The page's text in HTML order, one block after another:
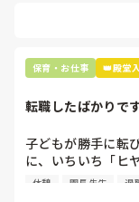
て貰い、主任に
保育・お仕事 👑殿堂
転職したばかりで
子どもが勝手に転
に、いちいち「ヒ
と書かされ
休憩 園長先生 退